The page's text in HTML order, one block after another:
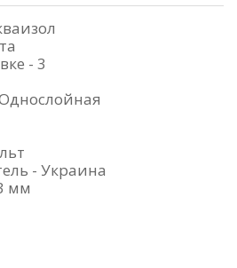
- 3
- Украина
мм